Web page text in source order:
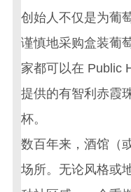
创始人不仅是为葡
谨慎地采购盒装葡
家都可以在 Public
提供的有智利赤霞
杯。
数百年来，酒馆（
场所。无论风格或